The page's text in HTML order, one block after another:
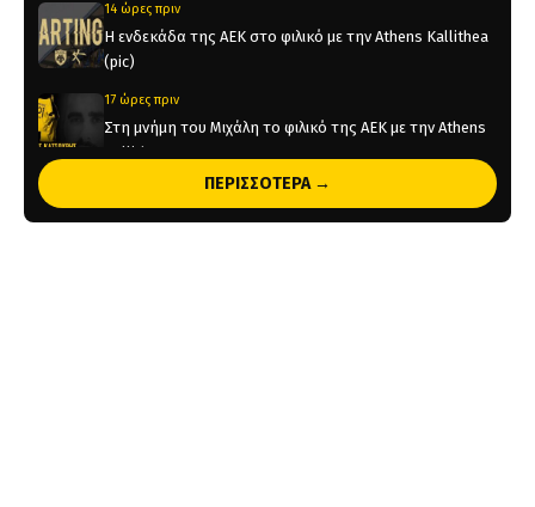
14 ώρες πριν
Η ενδεκάδα της ΑΕΚ στο φιλικό με την Athens Kallithea
(pic)
17 ώρες πριν
Στη μνήμη του Μιχάλη το φιλικό της ΑΕΚ με την Athens
Kallithea
Τέλος από την ΑΕΚ ο Δέδες
ΠΕΡΙΣΣΟΤΕΡΑ →